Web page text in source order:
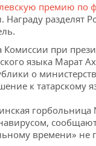
премию по
Награду разделят
Комиссии при
языка Марат
о
к татарскому
времени» не